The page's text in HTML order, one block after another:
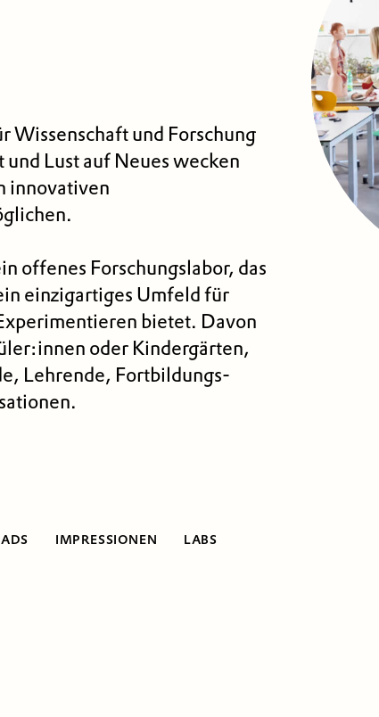
und Forschung
Lust auf Neues wecken
innovativen
offenes Forschungslabor, das
einzigartiges Umfeld für
bietet. Davon
oder Kindergärten,
Lehrende, Fort­bildungs­
IMPRESSIONEN LABS